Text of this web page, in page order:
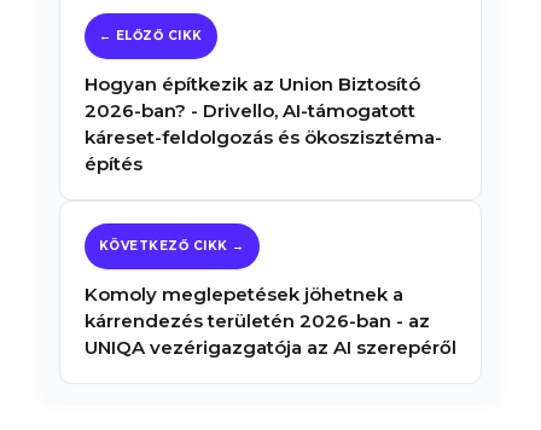
Hogyan építkezik az Union Biztosító
2026-ban? - Drivello, AI-támogatott
káreset-feldolgozás és ökoszisztéma-
építés
Komoly meglepetések jöhetnek a
kárrendezés területén 2026-ban - az
UNIQA vezérigazgatója az AI szerepéről